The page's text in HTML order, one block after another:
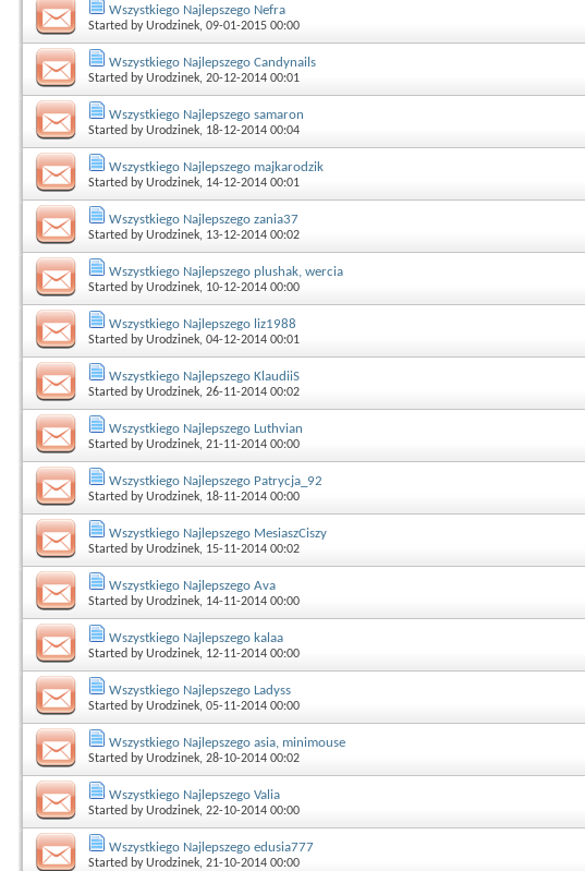
Wszystkiego Najlepszego Nefra
Started byUrodzinek, 09-01-2015 00:00
Wszystkiego Najlepszego Candynails
Started byUrodzinek, 20-12-2014 00:01
Wszystkiego Najlepszego samaron
Started byUrodzinek, 18-12-2014 00:04
Wszystkiego Najlepszego majkarodzik
Started byUrodzinek, 14-12-2014 00:01
Wszystkiego Najlepszego zania37
Started byUrodzinek, 13-12-2014 00:02
Wszystkiego Najlepszego plushak, wercia
Started byUrodzinek, 10-12-2014 00:00
Wszystkiego Najlepszego liz1988
Started byUrodzinek, 04-12-2014 00:01
Wszystkiego Najlepszego KlaudiiS
Started byUrodzinek, 26-11-2014 00:02
Wszystkiego Najlepszego Luthvian
Started byUrodzinek, 21-11-2014 00:00
Wszystkiego Najlepszego Patrycja_92
Started byUrodzinek, 18-11-2014 00:00
Wszystkiego Najlepszego MesiaszCiszy
Started byUrodzinek, 15-11-2014 00:02
Wszystkiego Najlepszego Ava
Started byUrodzinek, 14-11-2014 00:00
Wszystkiego Najlepszego kalaa
Started byUrodzinek, 12-11-2014 00:00
Wszystkiego Najlepszego Ladyss
Started byUrodzinek, 05-11-2014 00:00
Wszystkiego Najlepszego asia, minimouse
Started byUrodzinek, 28-10-2014 00:02
Wszystkiego Najlepszego Valia
Started byUrodzinek, 22-10-2014 00:00
Wszystkiego Najlepszego edusia777
Started byUrodzinek, 21-10-2014 00:00